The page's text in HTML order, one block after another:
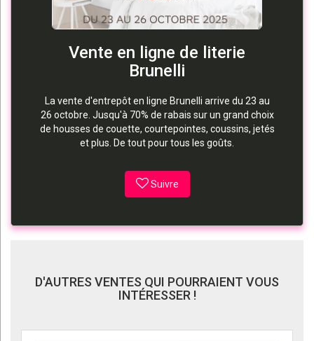
Vente en ligne de literie
Brunelli
La vente d'entrepôt en ligne Brunelli arrive du 23 au
26 octobre. Jusqu'à 70% de rabais sur un grand choix
de housses de couette, courtepointes, coussins, jetés
et plus. De tout pour tous les goûts.
Suivre
D'AUTRES VENTES QUI POURRAIENT VOUS
INTÉRESSER !